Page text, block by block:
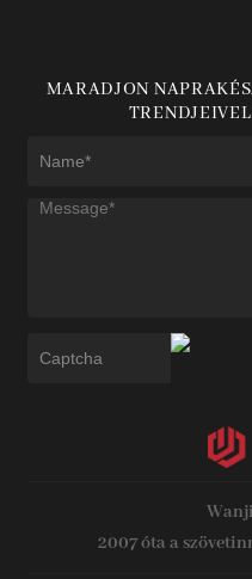
MARADJON
2007 óta a